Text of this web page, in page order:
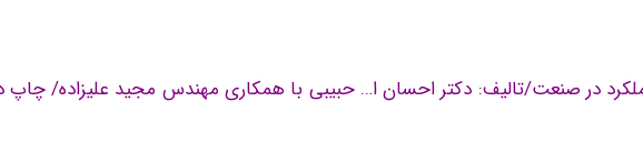
در صنعت/تالیف: دکتر احسان ا… حبیبی با همکاری مهندس مجید علیزاده/ چاپ